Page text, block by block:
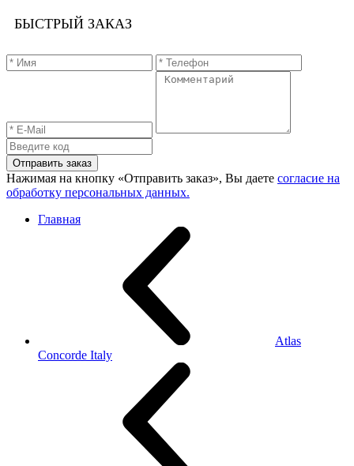
БЫСТРЫЙ ЗАКАЗ
Отправить заказ
Нажимая на кнопку «Отправить заказ», Вы даете согласие на
обработку персональных данных.
Главная
Atlas
Concorde Italy